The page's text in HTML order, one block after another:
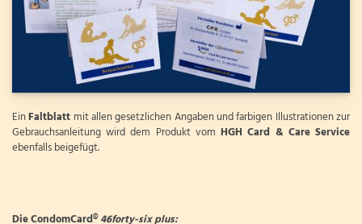
EinFaltblatt mit allen gesetzlichen Angaben und farbigen Illustrationen zur
Gebrauchsanleitung wird dem Produkt vomHGH Card & Care Service
ebenfalls beigefügt.
Die CondomCard®46forty-six plus: